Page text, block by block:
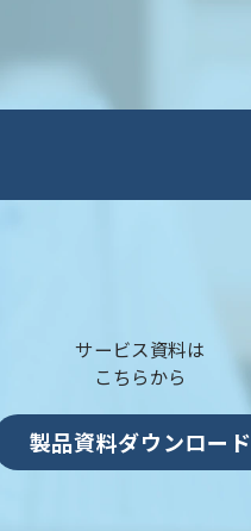
サービス資料は
こちらから
製品資料ダウンロード